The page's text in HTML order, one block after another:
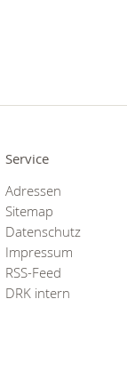
Service
Adressen
Sitemap
Datenschutz
Impressum
RSS-Feed
DRK intern